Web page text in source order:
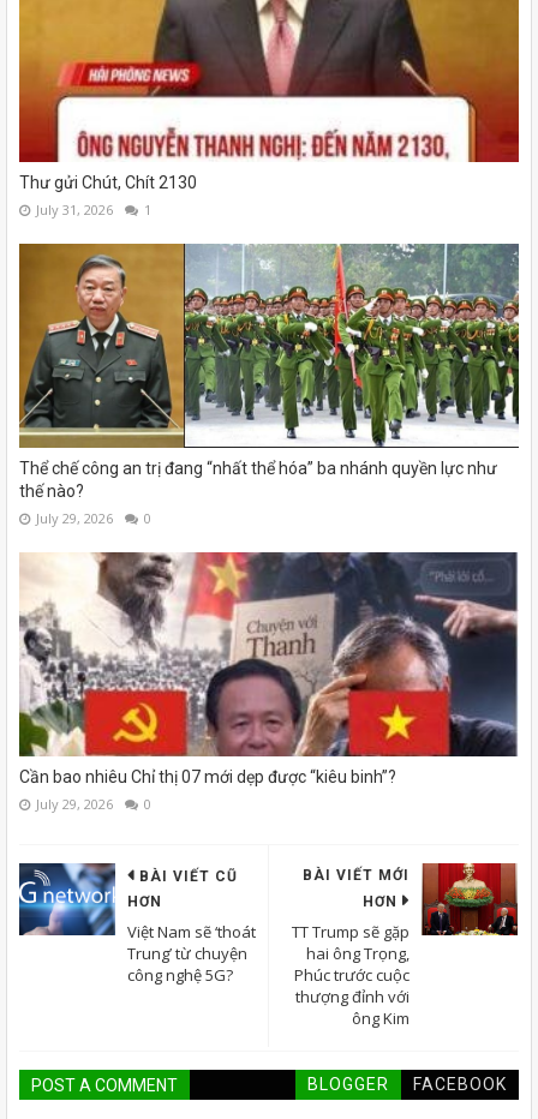
Thư gửi Chút, Chít 2130
July 31, 2026 1
Thể chế công an trị đang “nhất thể hóa” ba nhánh quyền lực như
thế nào?
July 29, 2026 0
Cần bao nhiêu Chỉ thị 07 mới dẹp được “kiêu binh”?
July 29, 2026 0
BÀI VIẾT MỚI
HƠN
TT Trump sẽ gặp
hai ông Trọng,
Phúc trước cuộc
thượng đỉnh với
ông Kim
BÀI VIẾT CŨ
HƠN
Việt Nam sẽ ‘thoát
Trung’ từ chuyện
công nghệ 5G?
POST A COMMENT BLOGGER FACEBOOK